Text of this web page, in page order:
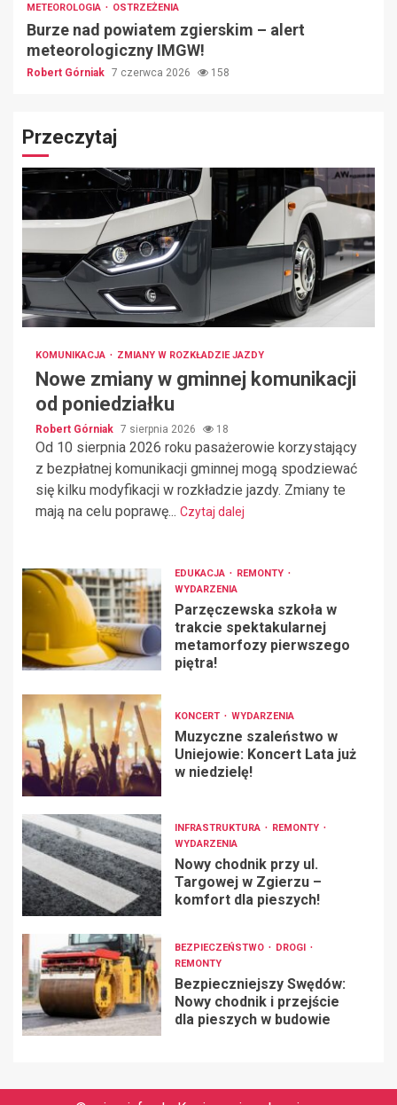
METEOROLOGIA OSTRZEŻENIA
Burze nad powiatem zgierskim – alert
meteorologiczny IMGW!
Robert Górniak 7 czerwca 2026 158
Przeczytaj
KOMUNIKACJA ZMIANY W ROZKŁADZIE JAZDY
Nowe zmiany w gminnej komunikacji
od poniedziałku
Robert Górniak 7 sierpnia 2026 18
Od 10 sierpnia 2026 roku pasażerowie korzystający
z bezpłatnej komunikacji gminnej mogą spodziewać
się kilku modyfikacji w rozkładzie jazdy. Zmiany te
mają na celu poprawę... Czytaj dalej
EDUKACJA
REMONTY
WYDARZENIA
Parzęczewska szkoła w
trakcie spektakularnej
metamorfozy pierwszego
piętra!
KONCERT WYDARZENIA
Muzyczne szaleństwo w
Uniejowie: Koncert Lata już
w niedzielę!
INFRASTRUKTURA
REMONTY
WYDARZENIA
Nowy chodnik przy ul.
Targowej w Zgierzu –
komfort dla pieszych!
BEZPIECZEŃSTWO
DROGI
REMONTY
Bezpieczniejszy Swędów:
Nowy chodnik i przejście
dla pieszych w budowie